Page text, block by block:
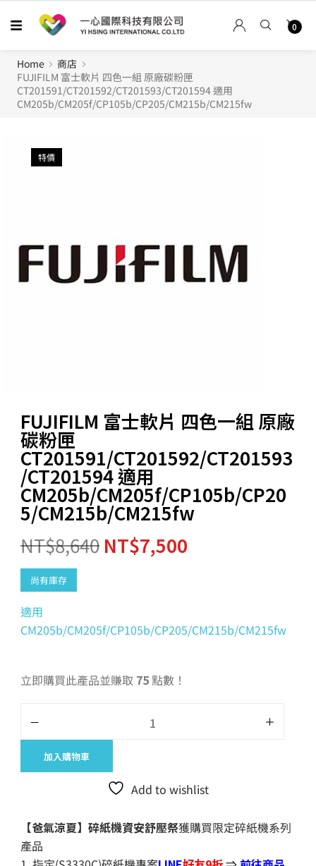
0
Home
商店
FUJIFILM 富士軟片 四色一組 原廠碳粉匣
CT201591/CT201592/CT201593/CT201594 適用
CM205b/CM205f/CP105b/CP205/CM215b/CM215fw
特價
FUJIFILM 富士軟片 四色一組 原廠
碳粉匣
CT201591/CT201592/CT201593
/CT201594 適用
CM205b/CM205f/CP105b/CP20
5/CM215b/CM215fw
NT$8,640 NT$7,500
尚有庫存
適用
CM205b/CM205f/CP105b/CP205/CM215b/CM215fw
立即購買此產品並賺取 75 點數！
加入購物車
Add to wishlist
【爸氣涼夏】碎紙機資安舒壓祭獲購買限定碎紙機系列
產品